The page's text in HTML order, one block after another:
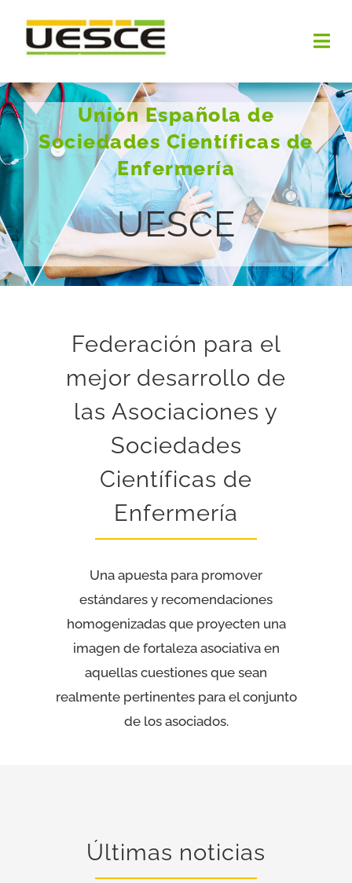
contenido
INICIO
QUIENES SOMOS
OBJETIVOS
NOTICIAS
DOCUMENTOS
I JORNADA CIENTÍFICA UESCE
CONTACTO
Unión Española de
Sociedades Científicas de
Enfermería
UESCE
Federación para el
mejor desarrollo de
las Asociaciones y
Sociedades
Científicas de
Enfermería
Una apuesta para promover
estándares y recomendaciones
homogenizadas que proyecten una
imagen de fortaleza asociativa en
aquellas cuestiones que sean
realmente pertinentes para el conjunto
de los asociados.
Últimas noticias